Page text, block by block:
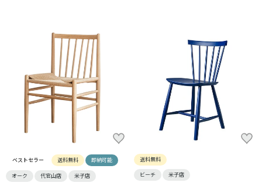
ベストセラー 送料無料 即納可能
オーク 代官山店 米子店
送料無料
ビーチ
米子店